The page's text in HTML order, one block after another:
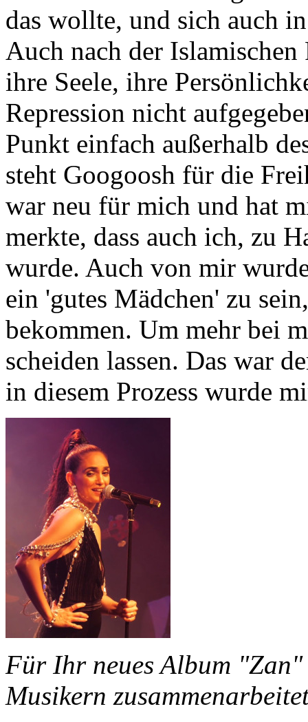
das wollte, und sich auch
Auch nach der
ihre Seele, ihre
Repression nicht
Punkt einfach außerhalb
steht Googoosh für die
war neu für mich und hat
merkte, dass auch ich, zu
wurde. Auch von mir
ein 'gutes Mädchen' zu
bekommen. Um mehr bei
scheiden lassen. Das war
in diesem Prozess wurde
Für Ihr neues Album
Musikern